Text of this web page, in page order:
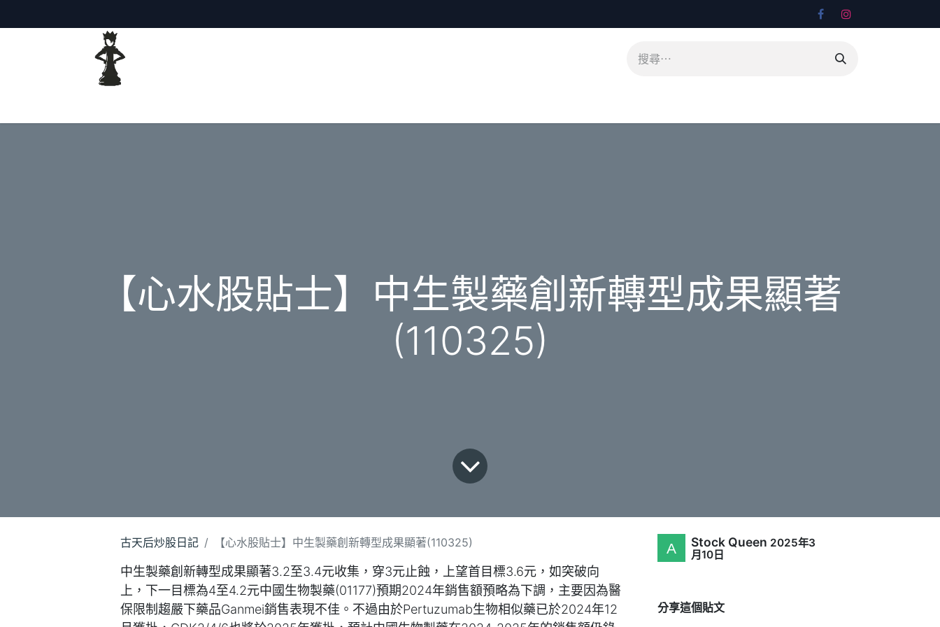
【心水股貼士】中生製藥創新轉型成果顯著
(110325)
古天后炒股日記 【心水股貼士】中生製藥創新轉型成果顯著(110325)
中生製藥創新轉型成果顯著3.2至3.4元收集，穿3元止蝕，上望首目標3.6元，如突破向
上，下一目標為4至4.2元中國生物製藥(01177)預期2024年銷售額預略為下調，主要因為醫
保限制趨嚴下藥品Ganmei銷售表現不佳。不過由於Pertuzumab生物相似藥已於2024年12
Stock Queen 2025年3
月10日
分享這個貼文